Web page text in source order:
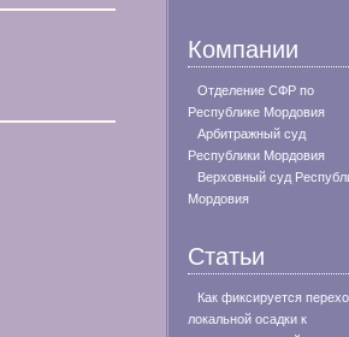
Компании
Отделение СФР по
Республике Мордовия
Арбитражный суд
Республики Мордовия
Верховный суд
Мордовия
Статьи
Как фиксируется
локальной осадки к